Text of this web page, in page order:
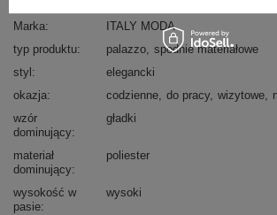
Marka
ITALY MODA
typ produktu
palazzo spodnie materiałowe
styl
elegancki
okazja
codzienne do pracy wizytowe
wzór
dominujący
gładki
materiał
dominujący
poliester
wysokość w
pasie
wysoki